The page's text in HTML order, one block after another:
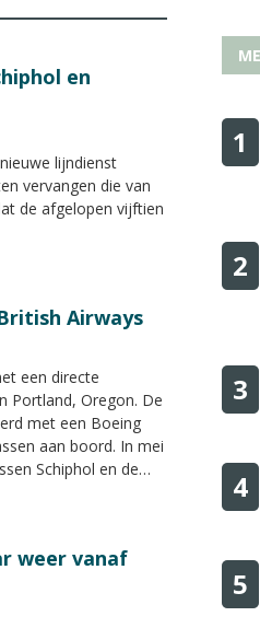
en
lijndienst
vervangen die van
de afgelopen vijftien
Airways
een directe
Portland, Oregon. De
met een Boeing
aan boord. In mei
Schiphol en de
weer vanaf
1
2
3
4
5